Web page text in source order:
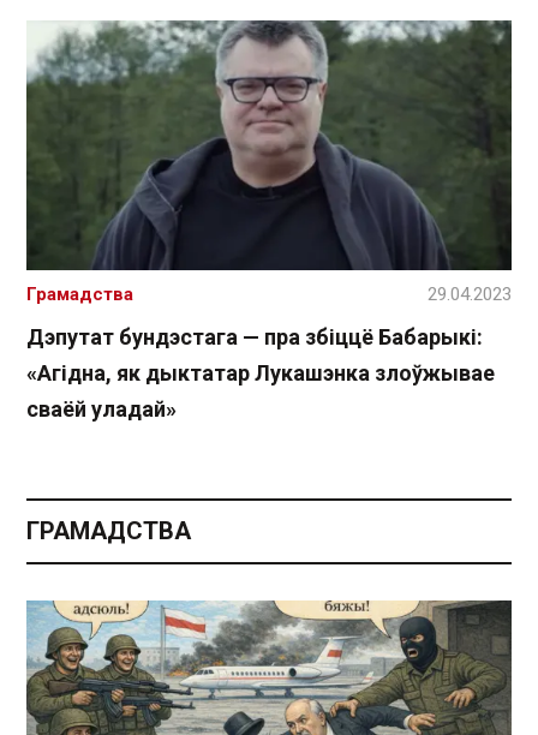
Дэпутат бундэстага — пра збіццё Бабарыкі:
«Агідна, як дыктатар Лукашэнка злоўжывае
сваёй уладай»
Грамадства 29.04.2023
ГРАМАДСТВА